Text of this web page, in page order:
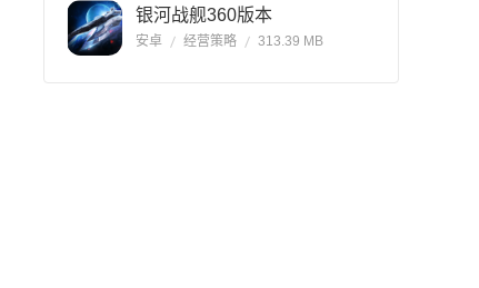
银河战舰360版本
安卓 经营策略 313.39 MB